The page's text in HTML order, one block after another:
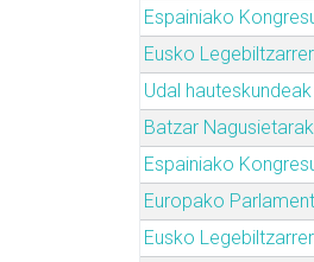
Espainiako
Eusko
Udal
Batzar
Espainiako
Europako
Eusko